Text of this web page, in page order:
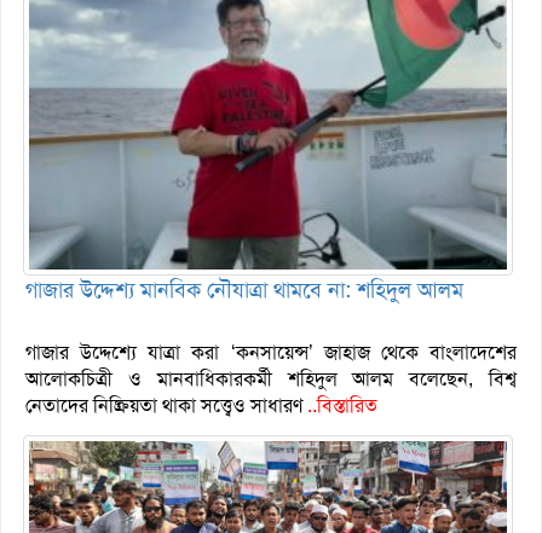
গাজার উদ্দেশ্য মানবিক নৌযাত্রা থামবে না: শহিদুল আলম
গাজার উদ্দেশ্যে যাত্রা করা ‘কনসায়েন্স’ জাহাজ থেকে বাংলাদেশের
আলোকচিত্রী ও মানবাধিকারকর্মী শহিদুল আলম বলেছেন, বিশ্ব
নেতাদের নিষ্ক্রিয়তা থাকা সত্ত্বেও সাধারণ..বিস্তারিত